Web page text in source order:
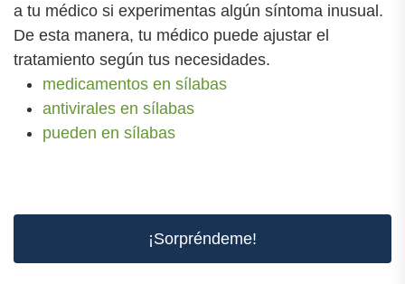
a tu médico si experimentas algún síntoma inusual.
De esta manera, tu médico puede ajustar el
tratamiento según tus necesidades.
medicamentos en sílabas
antivirales en sílabas
pueden en sílabas
¡Sorpréndeme!